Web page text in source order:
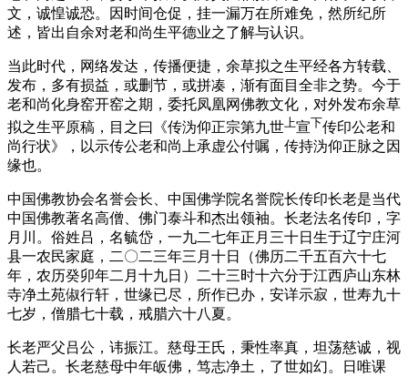
文，诚惶诚恐。因时间仓促，挂一漏万在所难免，然所纪所
述，皆出自余对老和尚生平德业之了解与认识。
当此时代，网络发达，传播便捷，余草拟之生平经各方转载、
发布，多有损益，或删节，或拼凑，渐有面目全非之势。今于
老和尚化身窑开窑之期，委托凤凰网佛教文化，对外发布余草
拟之生平原稿，目之曰《传沩仰正宗第九世 上宣下传印公老和
尚行状》，以示传公老和尚上承虚公付嘱，传持沩仰正脉之因
缘也。
中国佛教协会名誉会长、中国佛学院名誉院长传印长老是当代
中国佛教著名高僧、佛门泰斗和杰出领袖。长老法名传印，字
月川。俗姓吕，名毓岱，一九二七年正月三十日生于辽宁庄河
县一农民家庭，二〇二三年三月十日（佛历二千五百六十七
年，农历癸卯年二月十九日）二十三时十六分于江西庐山东林
寺净土苑俶行轩，世缘已尽，所作已办，安详示寂，世寿九十
七岁，僧腊七十载，戒腊六十八夏。
长老严父吕公，讳振江。慈母王氏，秉性率真，坦荡慈诚，视
人若己。长老慈母中年皈佛，笃志净土，了世如幻。日唯课